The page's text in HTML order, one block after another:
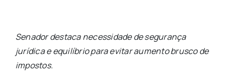
Senador destaca necessidade de segurança
jurídica e equilíbrio para evitar aumento brusco de
impostos.